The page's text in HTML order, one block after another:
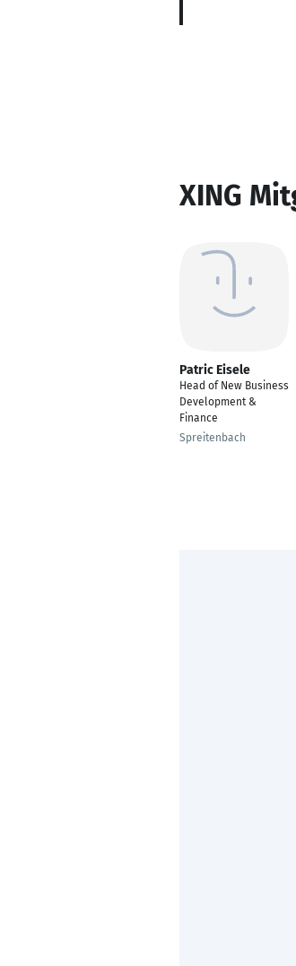
XING
Patric Eisele
Head of New Business
Development &
Finance
Spreitenbach